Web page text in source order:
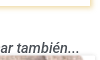
también...